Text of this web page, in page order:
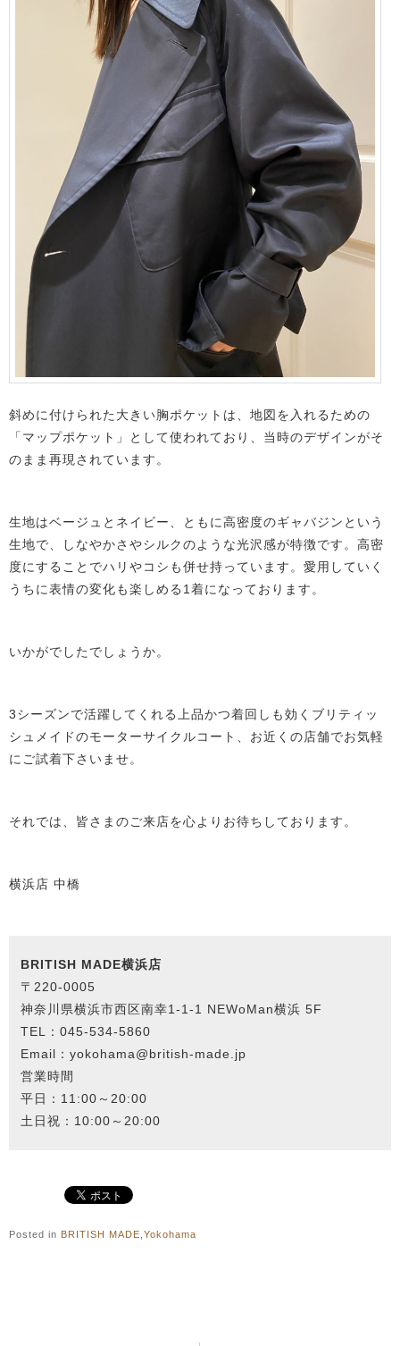
斜めに付けられた大きい胸ポケットは、地図を入れるための
「マップポケット」として使われており、当時のデザインがそ
のまま再現されています。
生地はベージュとネイビー、ともに高密度のギャバジンという
生地で、しなやかさやシルクのような光沢感が特徴です。高密
度にすることでハリやコシも併せ持っています。愛用していく
うちに表情の変化も楽しめる1着になっております。
いかがでしたでしょうか。
3シーズンで活躍してくれる上品かつ着回しも効くブリティッ
シュメイドのモーターサイクルコート、お近くの店舗でお気軽
にご試着下さいませ。
それでは、皆さまのご来店を心よりお待ちしております。
横浜店 中橋
BRITISH MADE横浜店
〒220-0005
神奈川県横浜市西区南幸1-1-1 NEWoMan横浜 5F
TEL：045-534-5860
Email：yokohama@british-made.jp
営業時間
平日：11:00～20:00
土日祝：10:00～20:00
Posted in BRITISH MADE Yokohama